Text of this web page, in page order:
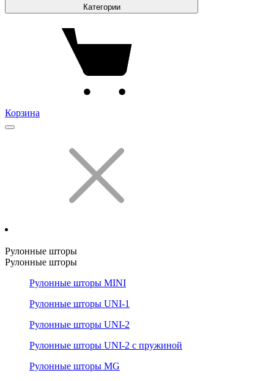
Категории
Корзина
Рулонные шторы
Рулонные шторы
Рулонные шторы MINI
Рулонные шторы UNI-1
Рулонные шторы UNI-2
Рулонные шторы UNI-2 с пружиной
Рулонные шторы MG